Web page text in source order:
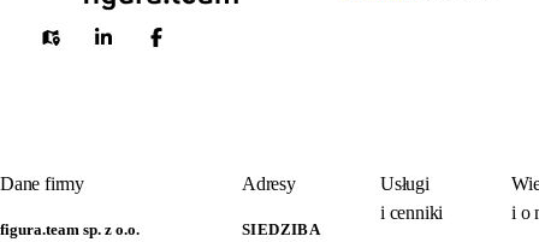
Dane firmy
figura.team sp. z o.o.
Adresy
SIEDZIBA
Usługi
i cenniki
i o